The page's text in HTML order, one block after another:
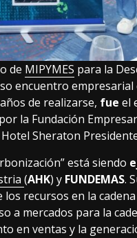
de MIPYMES para la
encuentro empresarial
de realizarse, fue el
la Fundación
Sheraton
está siendo
(AHK) y FUNDEMAS.
recursos en la
a mercados para la
en ventas y la